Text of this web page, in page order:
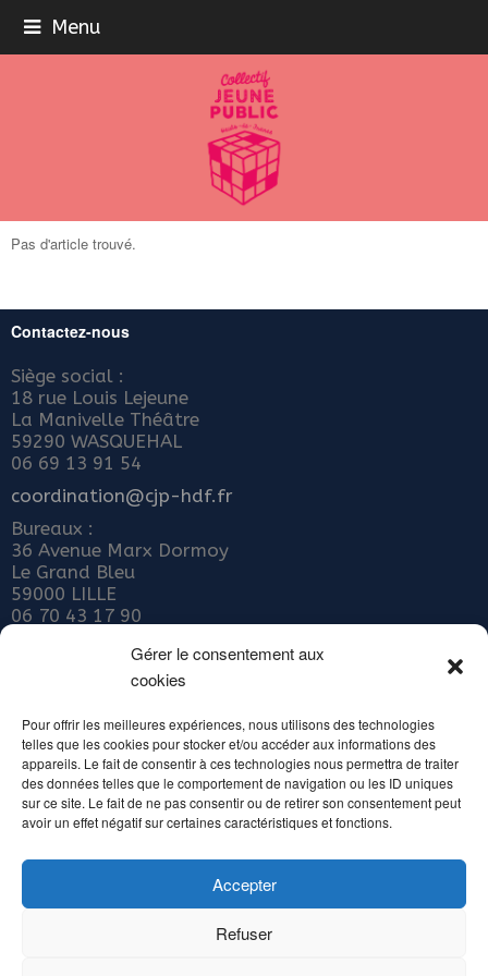
Gérer le consentement aux
cookies
Pour offrir les meilleures expériences, nous utilisons des technologies
telles que les cookies pour stocker et/ou accéder aux informations des
appareils. Le fait de consentir à ces technologies nous permettra de traiter
des données telles que le comportement de navigation ou les ID uniques
sur ce site. Le fait de ne pas consentir ou de retirer son consentement peut
avoir un effet négatif sur certaines caractéristiques et fonctions.
Accepter
Refuser
Menu
Pas d'article trouvé.
Contactez-nous
Siège social :
18 rue Louis Lejeune
La Manivelle Théâtre
59290 WASQUEHAL
06 69 13 91 54
coordination@cjp-hdf.fr
Bureaux :
36 Avenue Marx Dormoy
Le Grand Bleu
59000 LILLE
06 70 43 17 90
ADHÉRER AU COLLECTIF JEUNE PUBLIC
Abonnez-vous à notre newsletter
Inscrivez votre email ci-dessous
Alternative: